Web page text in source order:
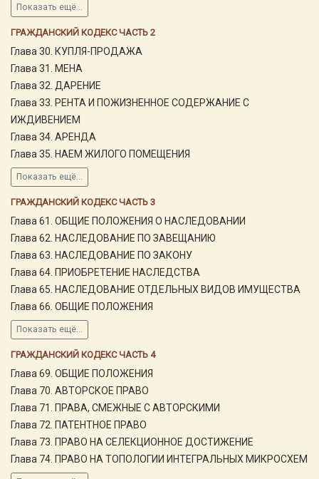
Показать ещё...
ГРАЖДАНСКИЙ КОДЕКС ЧАСТЬ 2
Глава 30. КУПЛЯ-ПРОДАЖА
Глава 31. МЕНА
Глава 32. ДАРЕНИЕ
Глава 33. РЕНТА И ПОЖИЗНЕННОЕ СОДЕРЖАНИЕ С
ИЖДИВЕНИЕМ
Глава 34. АРЕНДА
Глава 35. НАЕМ ЖИЛОГО ПОМЕЩЕНИЯ
Показать ещё...
ГРАЖДАНСКИЙ КОДЕКС ЧАСТЬ 3
Глава 61. ОБЩИЕ ПОЛОЖЕНИЯ О НАСЛЕДОВАНИИ
Глава 62. НАСЛЕДОВАНИЕ ПО ЗАВЕЩАНИЮ
Глава 63. НАСЛЕДОВАНИЕ ПО ЗАКОНУ
Глава 64. ПРИОБРЕТЕНИЕ НАСЛЕДСТВА
Глава 65. НАСЛЕДОВАНИЕ ОТДЕЛЬНЫХ ВИДОВ ИМУЩЕСТВА
Глава 66. ОБЩИЕ ПОЛОЖЕНИЯ
Показать ещё...
ГРАЖДАНСКИЙ КОДЕКС ЧАСТЬ 4
Глава 69. ОБЩИЕ ПОЛОЖЕНИЯ
Глава 70. АВТОРСКОЕ ПРАВО
Глава 71. ПРАВА, СМЕЖНЫЕ С АВТОРСКИМИ
Глава 72. ПАТЕНТНОЕ ПРАВО
Глава 73. ПРАВО НА СЕЛЕКЦИОННОЕ ДОСТИЖЕНИЕ
Глава 74. ПРАВО НА ТОПОЛОГИИ ИНТЕГРАЛЬНЫХ МИКРОСХЕМ